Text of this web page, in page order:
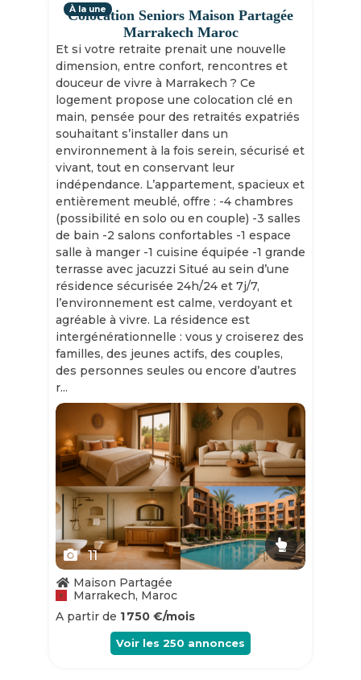
Colocation Seniors Maison Partagée
Marrakech Maroc
Et si votre retraite prenait une nouvelle
dimension, entre confort, rencontres et
douceur de vivre à Marrakech ? Ce
logement propose une colocation clé en
main, pensée pour des retraités expatriés
souhaitant s’installer dans un
environnement à la fois serein, sécurisé et
vivant, tout en conservant leur
indépendance. L’appartement, spacieux et
entièrement meublé, offre : -4 chambres
(possibilité en solo ou en couple) -3 salles
de bain -2 salons confortables -1 espace
salle à manger -1 cuisine équipée -1 grande
terrasse avec jacuzzi Situé au sein d’une
résidence sécurisée 24h/24 et 7j/7,
l’environnement est calme, verdoyant et
agréable à vivre. La résidence est
intergénérationnelle : vous y croiserez des
familles, des jeunes actifs, des couples,
des personnes seules ou encore d’autres
r...
À la une
Slide 1 of 11
11
Maison Partagée
Marrakech, Maroc
A partir de 1 750 €/mois
Voir les 250 annonces